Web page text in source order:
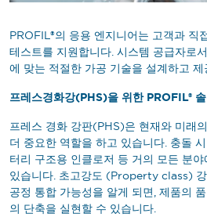
PROFIL®의 응용 엔지니어는 고객과 직
테스트를 지원합니다. 시스템 공급자로
에 맞는 적절한 가공 기술을 설계하고 제
프레스경화강(PHS)을 위한 PROFIL®
프레스 경화 강판(PHS)은 현재와 미래
더 중요한 역할을 하고 있습니다. 충돌
터리 구조용 인클로저 등 거의 모든 분
있습니다. 초고강도 (Property class)
공정 통합 가능성을 알게 되면, 제품의
의 단축을 실현할 수 있습니다.